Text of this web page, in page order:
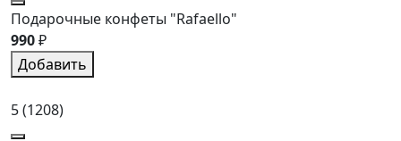
Подарочные конфеты "Rafaello"
990₽
Добавить
5(1208)